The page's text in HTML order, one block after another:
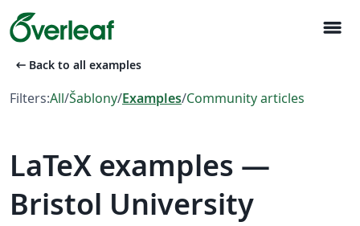
menu
arrow_left_alt Back to all examples
Filters:All/Šablony/Examples/Community articles
LaTeX examples —
Bristol University